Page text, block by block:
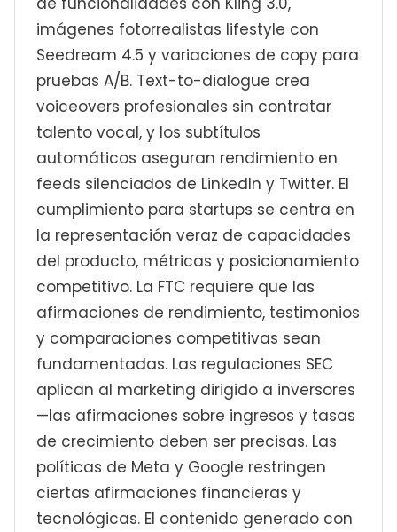
imágenes fotorrealistas lifestyle con
Seedream 4.5 y variaciones de copy para
pruebas A/B. Text-to-dialogue crea
voiceovers profesionales sin contratar
talento vocal, y los subtítulos
automáticos aseguran rendimiento en
feeds silenciados de LinkedIn y Twitter. El
cumplimiento para startups se centra en
la representación veraz de capacidades
del producto, métricas y posicionamiento
competitivo. La FTC requiere que las
afirmaciones de rendimiento, testimonios
y comparaciones competitivas sean
fundamentadas. Las regulaciones SEC
aplican al marketing dirigido a inversores
—las afirmaciones sobre ingresos y tasas
de crecimiento deben ser precisas. Las
políticas de Meta y Google restringen
ciertas afirmaciones financieras y
tecnológicas. El contenido generado con